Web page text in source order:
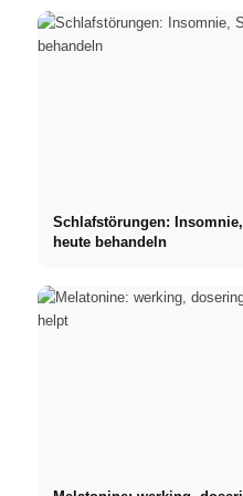
Schlafstörungen:
heute behandeln